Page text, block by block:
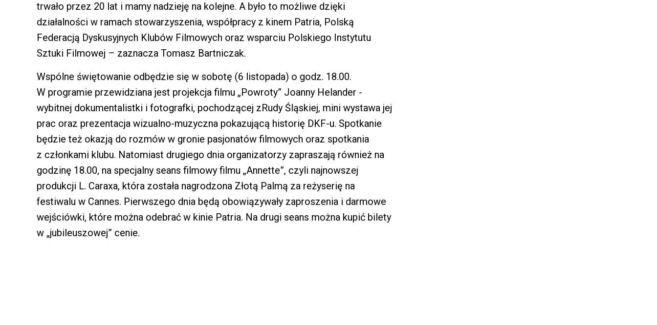
trwało przez 20 lat i mamy nadzieję na kolejne. A było to możliwe dzięki
działalności w ramach stowarzyszenia, współpracy z kinem Patria, Polską
Federacją Dyskusyjnych Klubów Filmowych oraz wsparciu Polskiego Instytutu
Sztuki Filmowej – zaznacza Tomasz Bartniczak.
Wspólne świętowanie odbędzie się w sobotę (6 listopada) o godz. 18.00.
W programie przewidziana jest projekcja filmu „Powroty” Joanny Helander -
wybitnej dokumentalistki i fotografki, pochodzącej zRudy Śląskiej, mini wystawa jej
prac oraz prezentacja wizualno-muzyczna pokazującą historię DKF-u. Spotkanie
będzie też okazją do rozmów w gronie pasjonatów filmowych oraz spotkania
z członkami klubu. Natomiast drugiego dnia organizatorzy zapraszają również na
godzinę 18.00, na specjalny seans filmowy filmu „Annette”, czyli najnowszej
produkcji L. Caraxa, która została nagrodzona Złotą Palmą za reżyserię na
festiwalu w Cannes. Pierwszego dnia będą obowiązywały zaproszenia i darmowe
wejściówki, które można odebrać w kinie Patria. Na drugi seans można kupić bilety
w „jubileuszowej” cenie.